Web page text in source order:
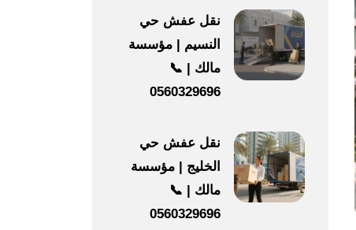
نقل عفش حي
النسيم | مؤسسة
مالك | 📞
0560329696
نقل عفش حي
الخليج | مؤسسة
مالك | 📞
0560329696